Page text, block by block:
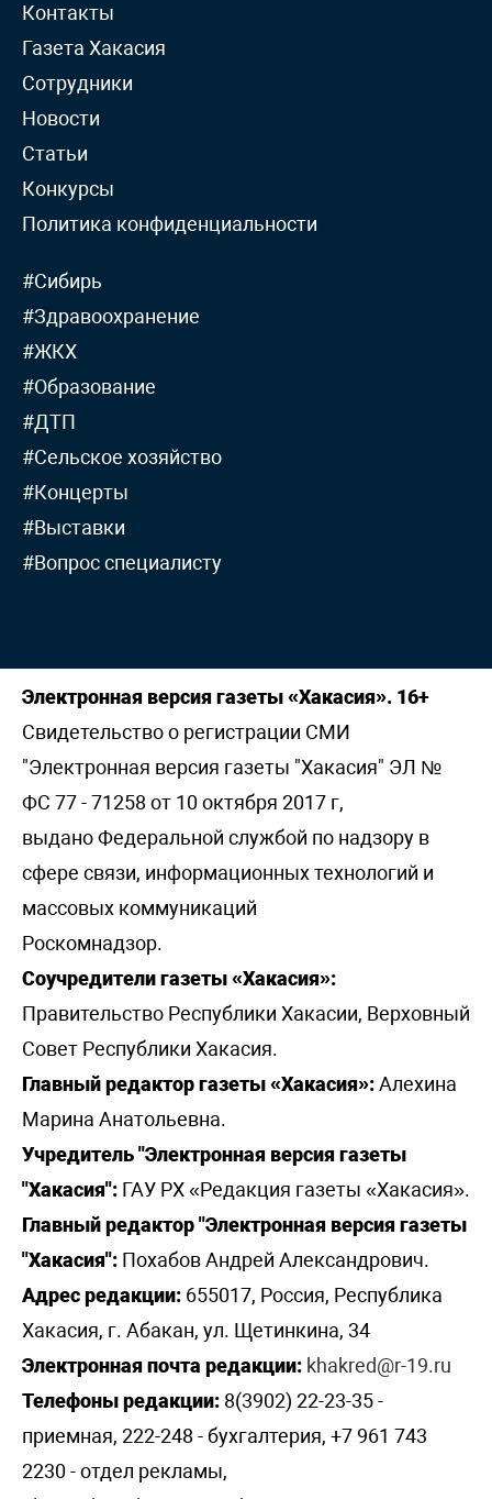
Контакты
Газета Хакасия
Сотрудники
Новости
Статьи
Конкурсы
Политика конфиденциальности
#Сибирь
#Здравоохранение
#ЖКХ
#Образование
#ДТП
#Сельское хозяйство
#Концерты
#Выставки
#Вопрос специалисту
Электронная версия газеты «Хакасия». 16+
Свидетельство о регистрации СМИ
"Электронная версия газеты "Хакасия" ЭЛ №
ФС 77 - 71258 от 10 октября 2017 г,
выдано Федеральной службой по надзору в
сфере связи, информационных технологий и
массовых коммуникаций
Роскомнадзор.
Соучредители газеты «Хакасия»:
Правительство Республики Хакасии, Верховный
Совет Республики Хакасия.
Главный редактор газеты «Хакасия»:Алехина
Марина Анатольевна.
Учредитель "Электронная версия газеты
"Хакасия": ГАУ РХ «Редакция газеты «Хакасия».
Главный редактор "Электронная версия газеты
"Хакасия": Похабов Андрей Александрович.
Адрес редакции: 655017, Россия, Республика
Хакасия, г. Абакан, ул. Щетинкина, 34
Электронная почта редакции: khakred@r-19.ru
Телефоны редакции: 8(3902) 22-23-35 -
приемная, 222-248 - бухгалтерия, +7 961 743
2230 - отдел рекламы,